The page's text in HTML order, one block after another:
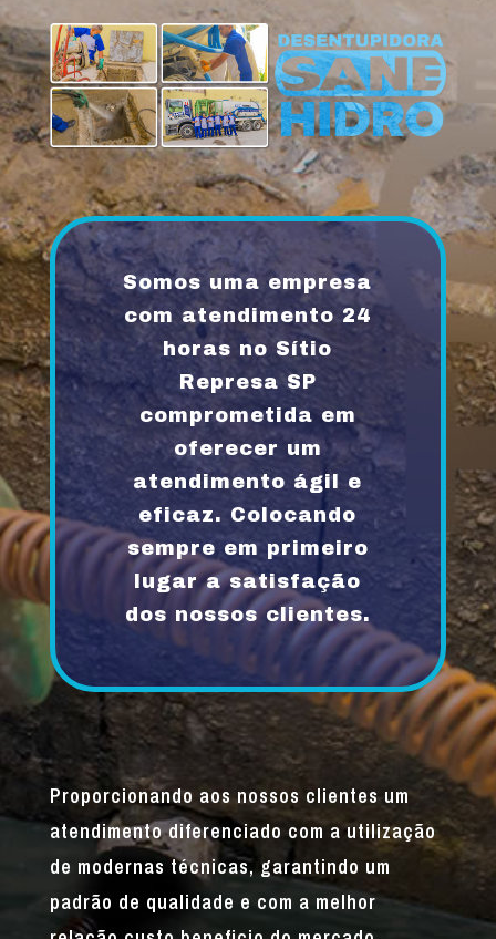
Somos uma empresa
com atendimento 24
horas no Sítio
Represa SP
comprometida em
oferecer um
atendimento ágil e
eficaz. Colocando
sempre em primeiro
lugar a satisfação
dos nossos clientes.
Proporcionando aos nossos clientes um
atendimento diferenciado com a utilização
de modernas técnicas, garantindo um
padrão de qualidade e com a melhor